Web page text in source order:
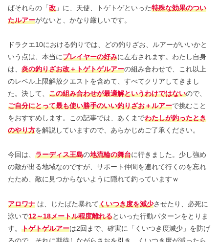
ばそれらの「改 」に、天使、トゲトゲといった特殊な効果のつい
たルアーがないと、かなり厳しいです。
ドラクエ10における釣りでは、どの釣りざお、ルアーがいいかと
いう点は、本当にプレイヤーの好みに左右されます。わたし自身
は、 炎の釣りざお改＋トゲトゲルアーの組み合わせで、これ以上
のレベル上限解放クエストを含めて、すべてクリアしてきまし
た。決して、 この組み合わせが最適解というわけではないので、
ご自分にとって最も使い勝手のいい釣りざお＋ルアーで挑むこと
をおすすめします。この記事では、あくまでわたしが釣ったとき
のやり方を解説していますので、あらかじめご了承ください。
今回は、 ラーディス王島の地流輪の舞台に行きました。少し強め
の敵が出る地域なのですが、サポート仲間を連れて行くのを忘れ
たため、敵に見つからないように隠れて釣っていますｗ
アロワナ は、じたばた暴れてくいつき度を減少させたり、必死に
泳いで12～18メートル程度離れるといった行動パターンをとりま
す。 トゲトゲルアーは2回まで、確実に「くいつき度減少」を防げ
るので、それに期待しながらさおを引き、くいつき度が減ったら